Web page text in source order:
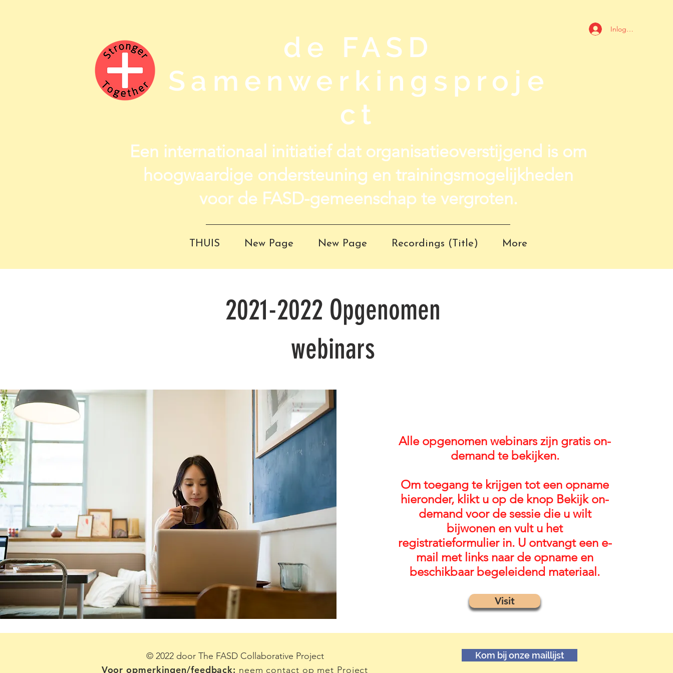
de FASD
Samenwerkingsproje
ct
Inloggen
Een internationaal initiatief dat organisatieoverstijgend is om
hoogwaardige ondersteuning en trainingsmogelijkheden
voor de FASD-gemeenschap te vergroten.
THUIS New Page New Page Recordings (Title) More
2021-2022 Opgenomen
webinars
Alle opgenomen webinars zijn gratis on-
demand te bekijken.
Om toegang te krijgen tot een opname
hieronder, klikt u op de knop Bekijk on-
demand voor de sessie die u wilt
bijwonen en vult u het
registratieformulier in. U ontvangt een e-
mail met links naar de opname en
beschikbaar begeleidend materiaal.
Visit
© 2022 door The FASD Collaborative Project
Voor opmerkingen/feedback: neem contact op met Project
Kom bij onze maillijst